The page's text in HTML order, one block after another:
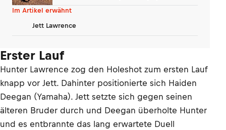
Washougal
Im Artikel erwähnt
Jett Lawrence
Erster Lauf
Hunter Lawrence zog den Holeshot zum ersten Lauf
knapp vor Jett. Dahinter positionierte sich Haiden
Deegan (Yamaha). Jett setzte sich gegen seinen
älteren Bruder durch und Deegan überholte Hunter
und es entbrannte das lang erwartete Duell